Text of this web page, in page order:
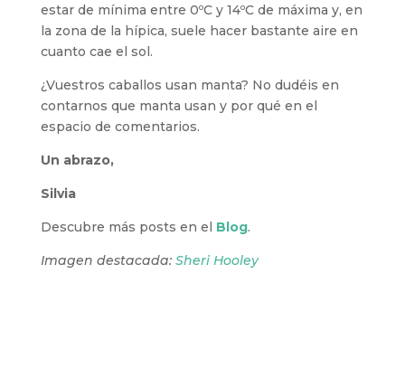
estar de mínima entre 0ºC y 14ºC de máxima y, en
la zona de la hípica, suele hacer bastante aire en
cuanto cae el sol.
¿Vuestros caballos usan manta? No dudéis en
contarnos que manta usan y por qué en el
espacio de comentarios.
Un abrazo,
Silvia
Descubre más posts en el Blog.
Imagen destacada: Sheri Hooley